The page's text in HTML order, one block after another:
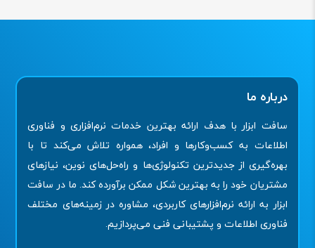
درباره ما
سافت ابزار با هدف ارائه بهترین خدمات نرم‌افزاری و فناوری
اطلاعات به کسب‌وکارها و افراد، همواره تلاش می‌کند تا با
بهره‌گیری از جدیدترین تکنولوژی‌ها و راه‌حل‌های نوین، نیازهای
مشتریان خود را به بهترین شکل ممکن برآورده کند. ما در سافت
ابزار به ارائه نرم‌افزارهای کاربردی، مشاوره در زمینه‌های مختلف
فناوری اطلاعات و پشتیبانی فنی می‌پردازیم.